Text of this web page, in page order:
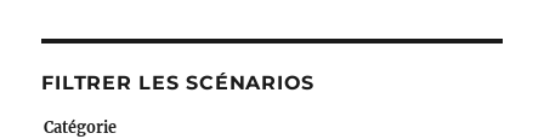
FILTRER LES SCÉNARIOS
Catégorie